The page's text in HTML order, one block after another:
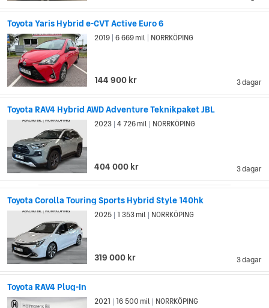
Toyota är också världsledande i försäljningen av hybrida
första företaget som massproducerade och sålde elektriska
hybridbilar kommersiellt. Sedan dess har de introducerat
tekniken i flera av deras bilfamiljer, som till exempel Camry och
Lexus. Under April 2016 hade Toyota sålt sammanlagt 9
miljoner hybrida personbilar, där bilfamiljen Prius stod för nära
5.7 miljoner.
Toyota Yaris Hybrid e-CVT Active Euro 6
3 dagar
2019 6 669 mil NORRKÖPING
144 900 kr
Toyota RAV4 Hybrid AWD Adventure Teknikpaket JBL
3 dagar
2023 4 726 mil NORRKÖPING
404 000 kr
Toyota Corolla Touring Sports Hybrid Style 140hk
3 dagar
2025 1 353 mil NORRKÖPING
319 000 kr
Toyota RAV4 Plug-In
2021 16 500 mil NORRKÖPING